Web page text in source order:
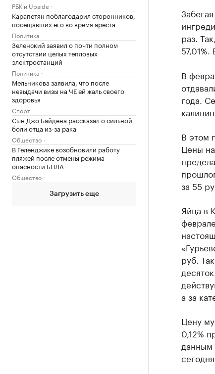
РБК и Upside
Карапетян поблагодарил сторонников,
посещавших его во время ареста
Политика
Зеленский заявил о почти полном
отсутствии целых тепловых
электростанций
Политика
Мельникова заявила, что после
невыдачи визы на ЧЕ ей жаль своего
здоровья
Спорт
Сын Джо Байдена рассказал о сильной
боли отца из-за рака
Общество
В Геленджике возобновили работу
пляжей после отмены режима
опасности БПЛА
Общество
Загрузить еще
раз.
В
года.
В этом
Цены
за 55
Яйца в
руб.
а за
Цену
0,12%
данным